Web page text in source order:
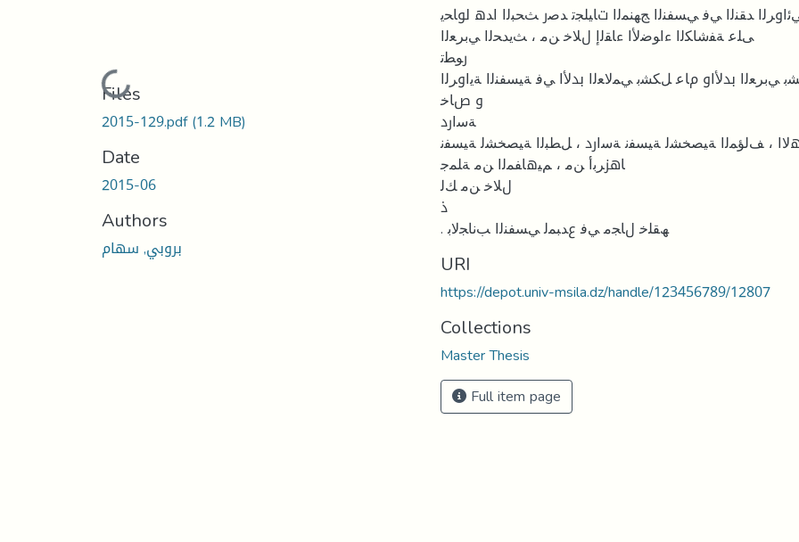
Loading...
Files
2015-129.pdf(1.2 MB)
Date
2015-06
Authors
بروبي, سهام
ﺪﻘﻨﻟا ﻲﻓ ﻲﺴﻔﻨﻟا ﺞﮭﻨﻤﻟا تﺎﯿﻠﺠﺗ ﺪﺻر ﺚﺤﺒﻟا اﺪھ لوﺎﺤﯾ
ﻰﻠﻋ ﺔﻔﺷﺎﻜﻟا ءاﻮﺿﻷا ءﺎﻘﻟإ لﻼﺧ ﻦﻣ ، ﺚﯾﺪﺤﻟا ﻲﺑﺮﻌﻟا
رﻮﻄﺗ
ﻲﺑﺮﻌﻟا بدﻷاو مﺎﻋ ﻞﻜﺸﺑ ﻲﻤﻟﺎﻌﻟا بدﻷا ﻲﻓ ﺔﯿﺴﻔﻨﻟا ﺔﯾاوﺮﻟا
و صﺎﺧ
ﺔﺳارد
، ﻒﻟﺆﻤﻟا ﺔﯿﺼﺨﺸﻟ ﺔﯿﺴﻔﻧ ﺔﺳارد ، ﻞﻄﺒﻟا ﺔﯿﺼﺨﺸﻟ ﺔﯿﺴﻔﻧ
ﺎھزﺮﺑأ ﻦﻣ ، ﻢﯿھﺎﻔﻤﻟا ﻦﻣ ﺔﻠﻤﺟ
لﻼﺧ ﻦﻣ ﻚﻟ
ذ
. ﮫﻘﻠﺧ لﺎﺠﻣ ﻲﻓ عﺪﺒﻤﻟ ﻲﺴﻔﻨﻟا ﺐﻧﺎﺠﻟﺎﺑ
URI
https://depot.univ-msila.dz/handle/123456789/12807
Collections
Master Thesis
Full item page